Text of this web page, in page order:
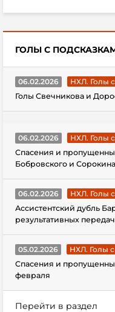
ГОЛЫ С
06.02.2026
НХЛ. Голы
Голы Свечникова и
06.02.2026
НХЛ. Голы
Спасения и
Бобровского и
06.02.2026
НХЛ. Голы
Ассистентский дубль
результативных
05.02.2026
НХЛ. Голы
Спасения и
февраля
Перейти в раздел